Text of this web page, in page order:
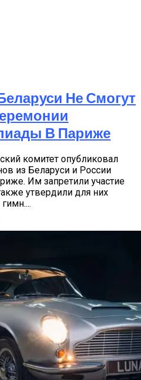
Не Смогут
В Париже
комитет опубликовал
из Беларуси и России
Им запретили участие
утвердили для них